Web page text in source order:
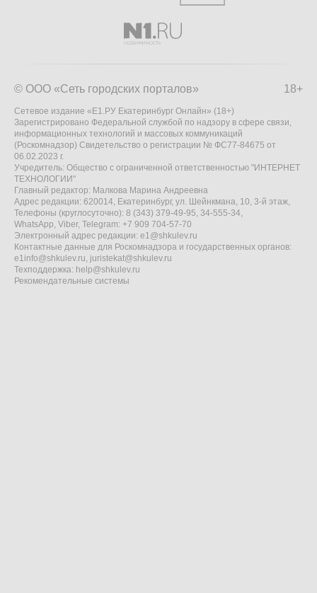
18+
© ООО «Сеть городских порталов»
Сетевое издание «Е1.РУ Екатеринбург Онлайн» (18+)
Зарегистрировано Федеральной службой по надзору в сфере связи,
информационных технологий и массовых коммуникаций
(Роскомнадзор) Свидетельство о регистрации № ФС77-84675 от
06.02.2023 г.
Учредитель: Общество с ограниченной ответственностью "ИНТЕРНЕТ
ТЕХНОЛОГИИ"
Главный редактор: Малкова Марина Андреевна
Адрес редакции: 620014, Екатеринбург, ул. Шейнкмана, 10, 3-й этаж,
Телефоны (круглосуточно): 8 (343) 379-49-95, 34-555-34,
WhatsApp, Viber, Telegram: +7 909 704-57-70
Электронный адрес редакции: e1@shkulev.ru
Контактные данные для Роскомнадзора и государственных органов:
e1info@shkulev.ru, juristekat@shkulev.ru
Техподдержка: help@shkulev.ru
Рекомендательные системы